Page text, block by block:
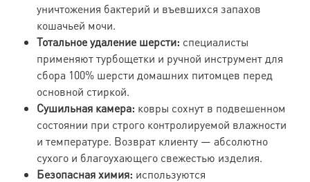
уничтожения бактерий и въевшихся запахов
кошачьей мочи.
Тотальное удаление шерсти: специалисты
применяют турбощетки и ручной инструмент для
сбора 100% шерсти домашних питомцев перед
основной стиркой.
Сушильная камера: ковры сохнут в подвешенном
состоянии при строго контролируемой влажности
и температуре. Возврат клиенту — абсолютно
сухого и благоухающего свежестью изделия.
Безопасная химия: используются